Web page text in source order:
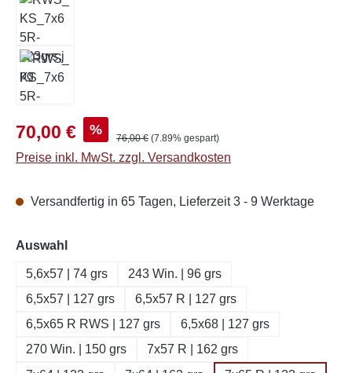
Verkaufspreis:
70,00 € % Regulärer Preis:
76,00 € (7.89% gespart)
Preise inkl. MwSt. zzgl. Versandkosten
Versandfertig in 65 Tagen, Lieferzeit 3 - 9 Werktage
Auswahl auswählen
5,6x57 | 74 grs
243 Win. | 96 grs
6,5x57 | 127 grs
6,5x57 R | 127 grs
6,5x65 R RWS | 127 grs
6,5x68 | 127 grs
270 Win. | 150 grs
7x57 R | 162 grs